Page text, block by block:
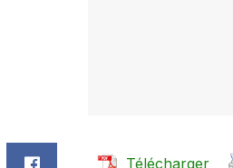
Télécharger